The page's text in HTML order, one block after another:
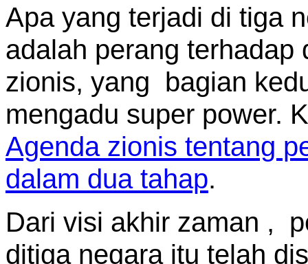
Apa yang terjadi di tiga
adalah perang terhadap
zionis, yang bagian
mengadu super power.
Agenda zionis tentang
dalam dua tahap.
Dari visi akhir zaman ,
ditiga negara itu telah